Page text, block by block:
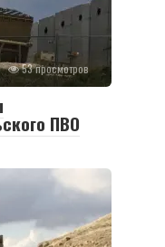
53 просмотров
ПВО